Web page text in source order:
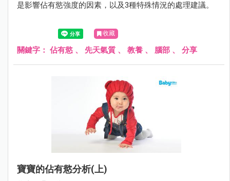
是影響佔有慾強度的因素，以及3種特殊情況的處理建議。
收藏
關鍵字： 佔有慾 、 先天氣質 、 教養 、 腦部 、 分享
寶寶的佔有慾分析(上)